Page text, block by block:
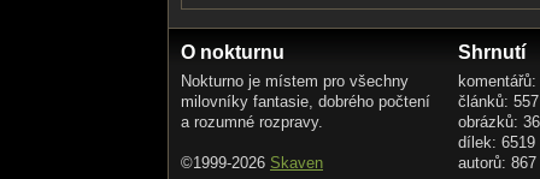
O nokturnu
Nokturno je místem pro všechny
milovníky fantasie, dobrého počtení
a rozumné rozpravy.
©1999-2026 Skaven
Shrnutí
článků: 557
obrázků:
dílek: 6519
autorů: 867